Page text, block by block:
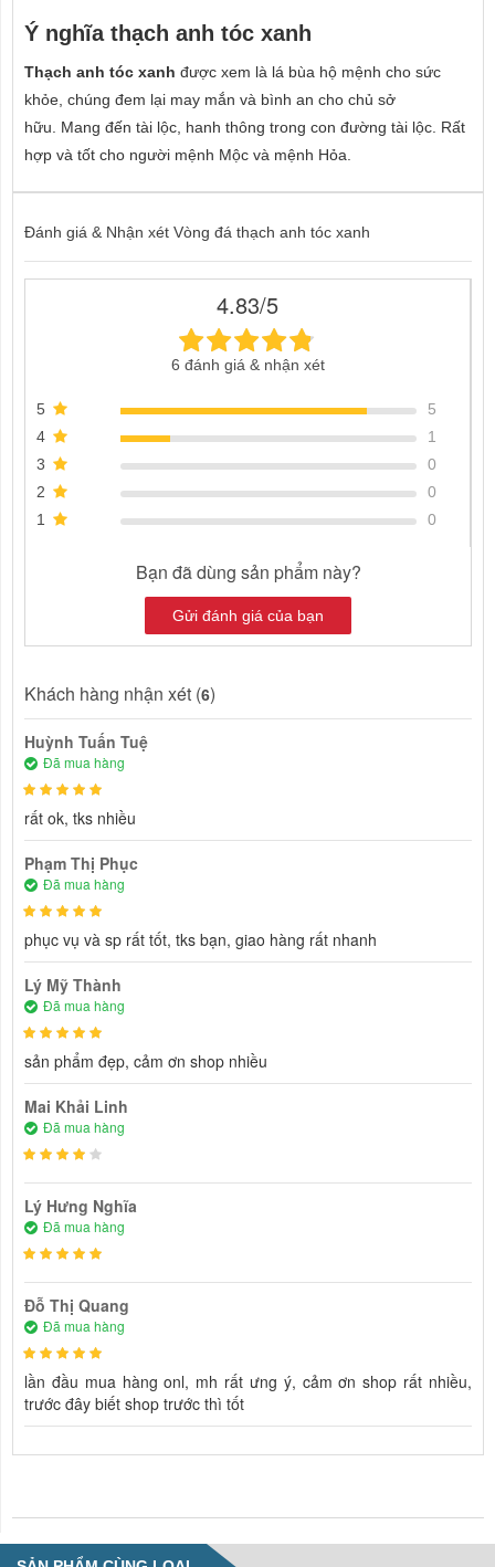
Ý nghĩa thạch anh tóc xanh
Thạch anh tóc xanh được xem là lá bùa hộ mệnh cho sức
khỏe, chúng đem lại may mắn và bình an cho chủ sở
hữu. Mang đến tài lộc, hanh thông trong con đường tài lộc. Rất
hợp và tốt cho người mệnh Mộc và mệnh Hỏa.
Đánh giá & Nhận xét Vòng đá thạch anh tóc xanh
4.83/5
6 đánh giá & nhận xét
5
5
4
1
3
0
2
0
1
0
Bạn đã dùng sản phẩm này?
Gửi đánh giá của bạn
Khách hàng nhận xét (6)
Huỳnh Tuấn Tuệ
Đã mua hàng
rất ok, tks nhiều
Phạm Thị Phục
Đã mua hàng
phục vụ và sp rất tốt, tks bạn, giao hàng rất nhanh
Lý Mỹ Thành
Đã mua hàng
sản phẩm đẹp, cảm ơn shop nhiều
Mai Khải Linh
Đã mua hàng
Lý Hưng Nghĩa
Đã mua hàng
Đỗ Thị Quang
Đã mua hàng
lần đầu mua hàng onl, mh rất ưng ý, cảm ơn shop rất nhiều,
trước đây biết shop trước thì tốt